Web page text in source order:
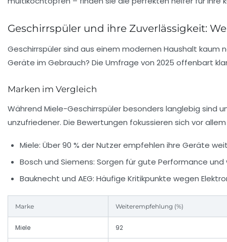
Geschirrspüler und ihre Zuverlässigkeit:
Geschirrspüler sind aus einem modernen Haushalt kaum
Geräte im Gebrauch? Die Umfrage von 2025 offenbart
Marken im Vergleich
Während Miele-Geschirrspüler besonders langlebig sind
unzufriedener. Die Bewertungen fokussieren sich vor
Miele: Über 90 % der Nutzer empfehlen ihre Geräte
Bosch und Siemens: Sorgen für gute Performance
Bauknecht und AEG: Häufige Kritikpunkte wegen
Marke Weiterempfehlung (%)
Miele 92